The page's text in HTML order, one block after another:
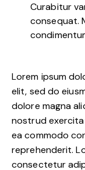
Curabitur
consequat.
Lorem ipsum
elit, sed do
dolore magna
nostrud
ea commodo
reprehenderit.
consectetur